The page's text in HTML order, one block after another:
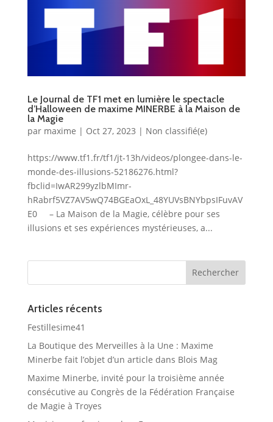
Le Journal de TF1 met en lumière le spectacle
d’Halloween de maxime MINERBE à la Maison de
la Magie
par maxime | Oct 27, 2023 | Non classifié(e)
https://www.tf1.fr/tf1/jt-13h/videos/plongee-dans-le-
monde-des-illusions-52186276.html?
fbclid=IwAR299yzlbMImr-
hRabrf5VZ7AV5wQ74BGEaOxL_48YUVsBNYbpsIFuvAV
E0 – La Maison de la Magie, célèbre pour ses
illusions et ses expériences mystérieuses, a...
Articles récents
Festillesime41
La Boutique des Merveilles à la Une : Maxime
Minerbe fait l’objet d’un article dans Blois Mag
Maxime Minerbe, invité pour la troisième année
consécutive au Congrès de la Fédération Française
de Magie à Troyes